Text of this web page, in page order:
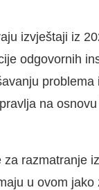
izvještaji iz
odgovornih
na
razmatranje
u ovom